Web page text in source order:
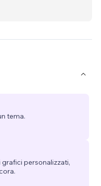
tema.
personalizzati,